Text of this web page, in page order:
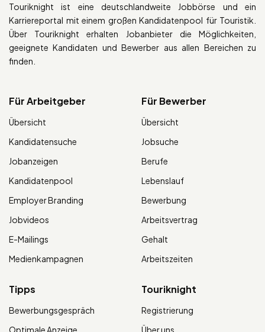
Touriknight ist eine deutschlandweite Jobbörse und ein
Karriereportal mit einem großen Kandidatenpool für Touristik.
Über Touriknight erhalten Jobanbieter die Möglichkeiten,
geeignete Kandidaten und Bewerber aus allen Bereichen zu
finden.
Für Arbeitgeber
Übersicht
Kandidatensuche
Jobanzeigen
Kandidatenpool
Employer Branding
Jobvideos
E-Mailings
Medienkampagnen
Für Bewerber
Übersicht
Jobsuche
Berufe
Lebenslauf
Bewerbung
Arbeitsvertrag
Gehalt
Arbeitszeiten
Tipps
Bewerbungsgespräch
Optimale Anzeige
Touriknight
Registrierung
Über uns